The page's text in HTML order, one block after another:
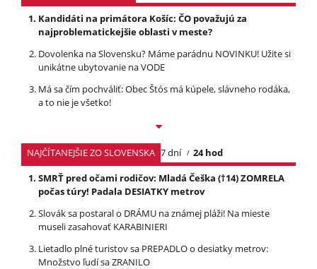
Kandidáti na primátora Košíc: ČO považujú za
najproblematickejšie oblasti v meste?
Dovolenka na Slovensku? Máme parádnu NOVINKU! Užite si
unikátne ubytovanie na VODE
Má sa čím pochváliť: Obec Štós má kúpele, slávneho rodáka,
a to nie je všetko!
NAJČÍTANEJŠIE ZO SLOVENSKA 7 dní
24 hod
SMRŤ pred očami rodičov: Mladá Češka (†14) ZOMRELA
počas túry! Padala DESIATKY metrov
Slovák sa postaral o DRÁMU na známej pláži! Na mieste
museli zasahovať KARABINIERI
Lietadlo plné turistov sa PREPADLO o desiatky metrov:
Množstvo ľudí sa ZRANILO